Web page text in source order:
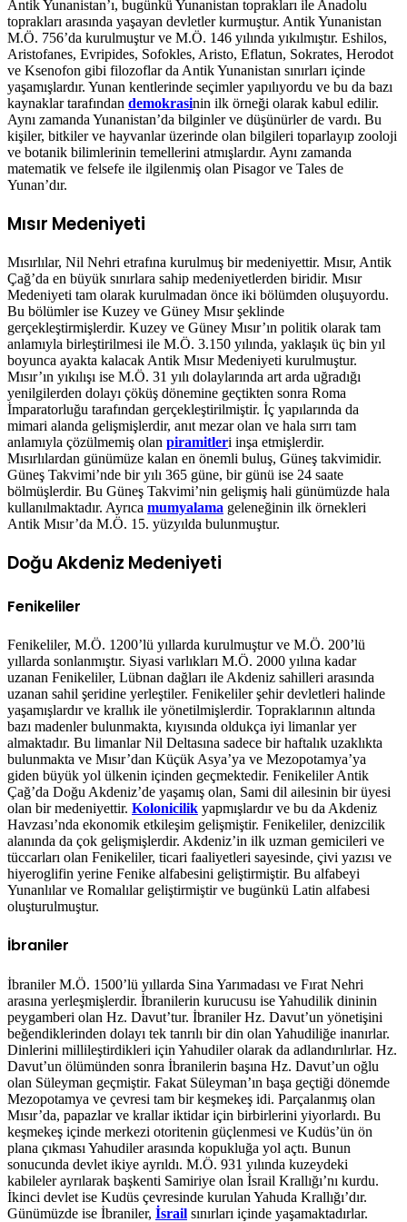
Antik Yunanistan’ı, bugünkü Yunanistan toprakları ile Anadolu
toprakları arasında yaşayan devletler kurmuştur. Antik Yunanistan
M.Ö. 756’da kurulmuştur ve M.Ö. 146 yılında yıkılmıştır. Eshilos,
Aristofanes, Evripides, Sofokles, Aristo, Eflatun, Sokrates, Herodot
ve Ksenofon gibi filozoflar da Antik Yunanistan sınırları içinde
yaşamışlardır. Yunan kentlerinde seçimler yapılıyordu ve bu da bazı
kaynaklar tarafından demokrasinin ilk örneği olarak kabul edilir.
Aynı zamanda Yunanistan’da bilginler ve düşünürler de vardı. Bu
kişiler, bitkiler ve hayvanlar üzerinde olan bilgileri toparlayıp zooloji
ve botanik bilimlerinin temellerini atmışlardır. Aynı zamanda
matematik ve felsefe ile ilgilenmiş olan Pisagor ve Tales de
Yunan’dır.
Mısır Medeniyeti
Mısırlılar, Nil Nehri etrafına kurulmuş bir medeniyettir. Mısır, Antik
Çağ’da en büyük sınırlara sahip medeniyetlerden biridir. Mısır
Medeniyeti tam olarak kurulmadan önce iki bölümden oluşuyordu.
Bu bölümler ise Kuzey ve Güney Mısır şeklinde
gerçekleştirmişlerdir. Kuzey ve Güney Mısır’ın politik olarak tam
anlamıyla birleştirilmesi ile M.Ö. 3.150 yılında, yaklaşık üç bin yıl
boyunca ayakta kalacak Antik Mısır Medeniyeti kurulmuştur.
Mısır’ın yıkılışı ise M.Ö. 31 yılı dolaylarında art arda uğradığı
yenilgilerden dolayı çöküş dönemine geçtikten sonra Roma
İmparatorluğu tarafından gerçekleştirilmiştir. İç yapılarında da
mimari alanda gelişmişlerdir, anıt mezar olan ve hala sırrı tam
anlamıyla çözülmemiş olan piramitleri inşa etmişlerdir.
Mısırlılardan günümüze kalan en önemli buluş, Güneş takvimidir.
Güneş Takvimi’nde bir yılı 365 güne, bir günü ise 24 saate
bölmüşlerdir. Bu Güneş Takvimi’nin gelişmiş hali günümüzde hala
kullanılmaktadır. Ayrıca mumyalama geleneğinin ilk örnekleri
Antik Mısır’da M.Ö. 15. yüzyılda bulunmuştur.
Doğu Akdeniz Medeniyeti
Fenikeliler
Fenikeliler, M.Ö. 1200’lü yıllarda kurulmuştur ve M.Ö. 200’lü
yıllarda sonlanmıştır. Siyasi varlıkları M.Ö. 2000 yılına kadar
uzanan Fenikeliler, Lübnan dağları ile Akdeniz sahilleri arasında
uzanan sahil şeridine yerleştiler. Fenikeliler şehir devletleri halinde
yaşamışlardır ve krallık ile yönetilmişlerdir. Topraklarının altında
bazı madenler bulunmakta, kıyısında oldukça iyi limanlar yer
almaktadır. Bu limanlar Nil Deltasına sadece bir haftalık uzaklıkta
bulunmakta ve Mısır’dan Küçük Asya’ya ve Mezopotamya’ya
giden büyük yol ülkenin içinden geçmektedir. Fenikeliler Antik
Çağ’da Doğu Akdeniz’de yaşamış olan, Sami dil ailesinin bir üyesi
olan bir medeniyettir. Kolonicilik yapmışlardır ve bu da Akdeniz
Havzası’nda ekonomik etkileşim gelişmiştir. Fenikeliler, denizcilik
alanında da çok gelişmişlerdir. Akdeniz’in ilk uzman gemicileri ve
tüccarları olan Fenikeliler, ticari faaliyetleri sayesinde, çivi yazısı ve
hiyeroglifin yerine Fenike alfabesini geliştirmiştir. Bu alfabeyi
Yunanlılar ve Romalılar geliştirmiştir ve bugünkü Latin alfabesi
oluşturulmuştur.
İbraniler
İbraniler M.Ö. 1500’lü yıllarda Sina Yarımadası ve Fırat Nehri
arasına yerleşmişlerdir. İbranilerin kurucusu ise Yahudilik dininin
peygamberi olan Hz. Davut’tur. İbraniler Hz. Davut’un yönetişini
beğendiklerinden dolayı tek tanrılı bir din olan Yahudiliğe inanırlar.
Dinlerini millileştirdikleri için Yahudiler olarak da adlandırılırlar. Hz.
Davut’un ölümünden sonra İbranilerin başına Hz. Davut’un oğlu
olan Süleyman geçmiştir. Fakat Süleyman’ın başa geçtiği dönemde
Mezopotamya ve çevresi tam bir keşmekeş idi. Parçalanmış olan
Mısır’da, papazlar ve krallar iktidar için birbirlerini yiyorlardı. Bu
keşmekeş içinde merkezi otoritenin güçlenmesi ve Kudüs’ün ön
plana çıkması Yahudiler arasında kopukluğa yol açtı. Bunun
sonucunda devlet ikiye ayrıldı. M.Ö. 931 yılında kuzeydeki
kabileler ayrılarak başkenti Samiriye olan İsrail Krallığı’nı kurdu.
İkinci devlet ise Kudüs çevresinde kurulan Yahuda Krallığı’dır.
Günümüzde ise İbraniler, İsrail sınırları içinde yaşamaktadırlar.